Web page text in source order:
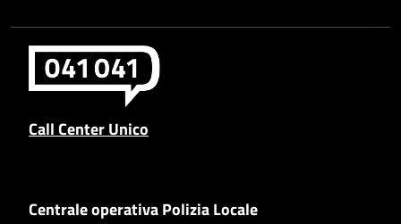
Call Center Unico
Centrale operativa Polizia Locale